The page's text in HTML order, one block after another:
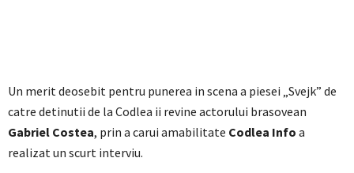
Un merit deosebit pentru punerea in scena a piesei „Svejk” de
catre detinutii de la Codlea ii revine actorului brasovean
Gabriel Costea, prin a carui amabilitate Codlea Info a
realizat un scurt interviu.